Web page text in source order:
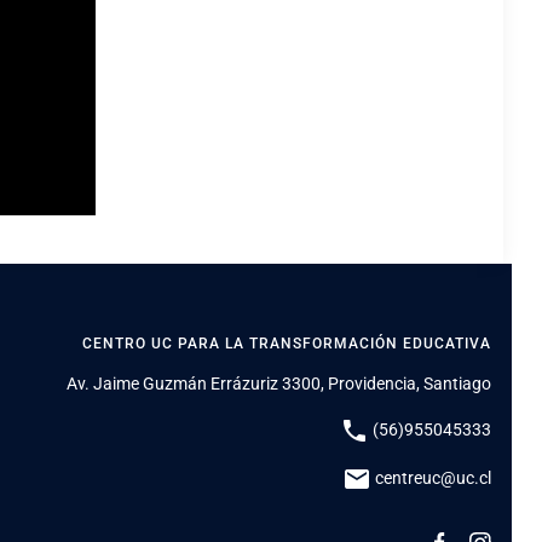
CENTRO UC PARA LA TRANSFORMACIÓN EDUCATIVA
Av. Jaime Guzmán Errázuriz 3300, Providencia, Santiago
phone (56)955045333
mail centreuc@uc.cl